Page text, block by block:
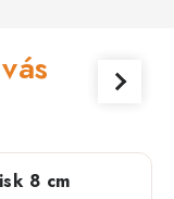
8 cm